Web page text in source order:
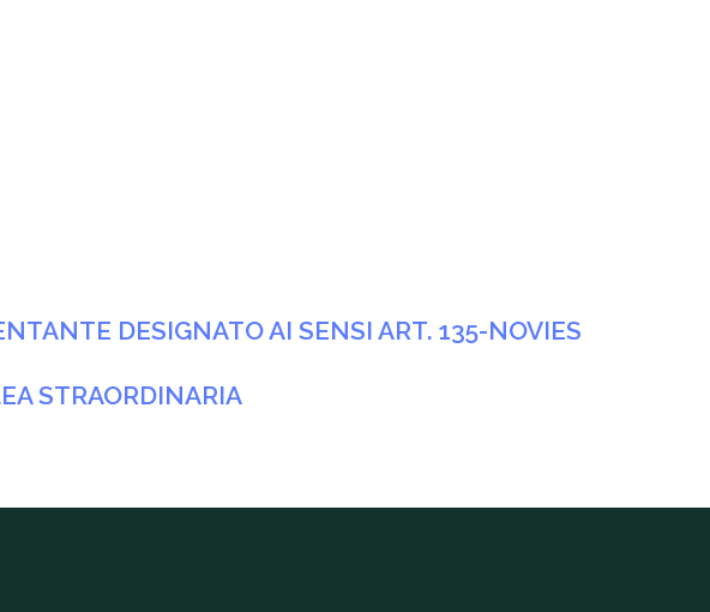
DESIGNATO AI SENSI ART. 135-NOVIES
STRAORDINARIA